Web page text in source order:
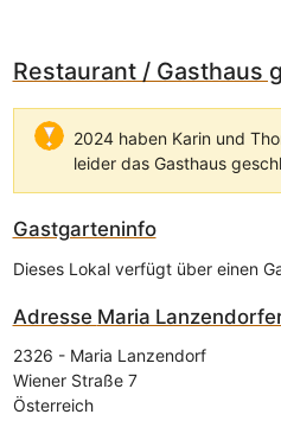
Restaurant / Gasthaus
2024 haben Karin und
leider das Gasthaus
Gastgarteninfo
Dieses Lokal verfügt über einen
Adresse Maria
2326 - Maria Lanzendorf
Wiener Straße 7
Österreich